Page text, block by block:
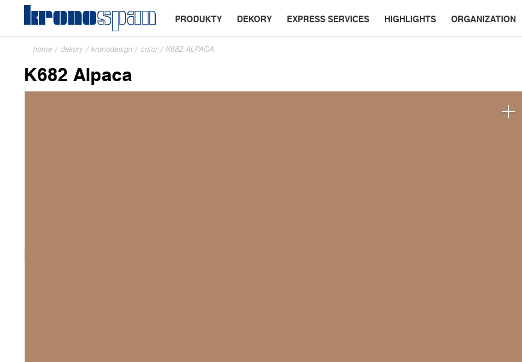
PRODUKTY DEKORY EXPRESS SERVICES HIGHLIGHTS ORGANIZATION
home / dekory / kronodesign / color / K682 ALPACA
K682 Alpaca